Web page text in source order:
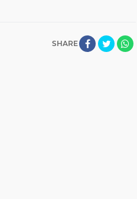
SHARE